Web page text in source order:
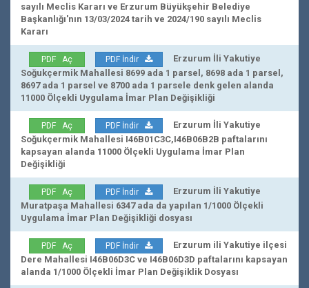
sayılı Meclis Kararı ve Erzurum Büyükşehir Belediye
Başkanlığı'nın 13/03/2024 tarih ve 2024/190 sayılı Meclis
Kararı
PDF Aç PDF İndir
Erzurum İli Yakutiye
Soğukçermik Mahallesi 8699 ada 1 parsel, 8698 ada 1 parsel,
8697 ada 1 parsel ve 8700 ada 1 parsele denk gelen alanda
11000 Ölçekli Uygulama İmar Plan Değişikliği
PDF Aç PDF İndir
Erzurum İli Yakutiye
Soğukçermik Mahallesi I46B01C3C,I46B06B2B paftalarını
kapsayan alanda 11000 Ölçekli Uygulama İmar Plan
Değişikliği
PDF Aç PDF İndir
Erzurum İli Yakutiye
Muratpaşa Mahallesi 6347 ada da yapılan 1/1000 Ölçekli
Uygulama İmar Plan Değişikliği dosyası
PDF Aç PDF İndir
Erzurum ili Yakutiye ilçesi
Dere Mahallesi I46B06D3C ve I46B06D3D paftalarını kapsayan
alanda 1/1000 Ölçekli İmar Plan Değişiklik Dosyası